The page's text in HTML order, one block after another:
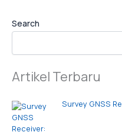
Search
Artikel Terbaru
Survey GNSS